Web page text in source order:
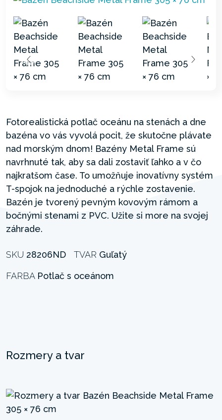
Fotorealistická potlač oceánu na stenách a dne
bazéna vo vás vyvolá pocit, že skutočne plávate
nad morským dnom! Bazény Metal Frame sú
navrhnuté tak, aby sa dali zostaviť ľahko a v čo
najkratšom čase. To umožňuje inovatívny systém
T-spojok na jednoduché a rýchle zostavenie.
Bazén je tvorený pevným kovovým rámom a
bočnými stenami z PVC. Užite si more na svojej
záhrade.
SKU 28206ND TVAR Guľatý
FARBA Potlač s oceánom
Rozmery a tvar